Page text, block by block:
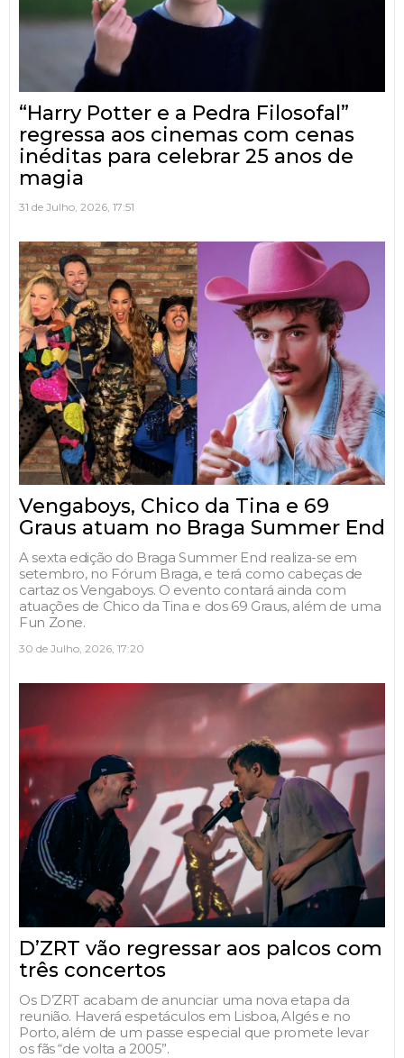
“Harry Potter e a Pedra Filosofal”
regressa aos cinemas com cenas
inéditas para celebrar 25 anos de
magia
31 de Julho, 2026, 17:51
Vengaboys, Chico da Tina e 69
Graus atuam no Braga Summer End
A sexta edição do Braga Summer End realiza-se em
setembro, no Fórum Braga, e terá como cabeças de
cartaz os Vengaboys. O evento contará ainda com
atuações de Chico da Tina e dos 69 Graus, além de uma
Fun Zone.
30 de Julho, 2026, 17:20
D’ZRT vão regressar aos palcos com
três concertos
Os D’ZRT acabam de anunciar uma nova etapa da
reunião. Haverá espetáculos em Lisboa, Algés e no
Porto, além de um passe especial que promete levar
os fãs “de volta a 2005”.